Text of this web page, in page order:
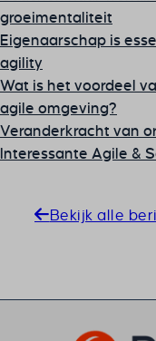
groeimentaliteit
Eigenaarschap is
agility
Wat is het voordeel
agile omgeving?
Veranderkracht van
Interessante Agile &
Bekijk alle